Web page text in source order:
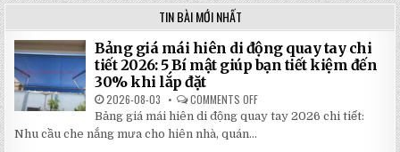
TIN BÀI MỚI NHẤT
Bảng giá mái hiên di động quay tay chi
tiết 2026: 5 Bí mật giúp bạn tiết kiệm đến
30% khi lắp đặt
2026-08-03 COMMENTS OFF
BẢNG
GIÁ
Bảng giá mái hiên di động quay tay 2026 chi tiết:
Nhu cầu che nắng mưa cho hiên nhà, quán...